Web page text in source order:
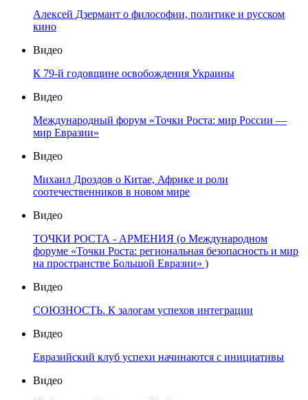
Алексей Дзермант о философии, политике и русском
кино
Видео
К 79-й годовщине освобождения Украины
Видео
Международный форум «Точки Роста: мир России —
мир Евразии»
Видео
Михаил Дроздов о Китае, Африке и роли
соотечественников в новом мире
Видео
ТОЧКИ РОСТА - АРМЕНИЯ (о Международном
форуме «Точки Роста: региональная безопасность и мир
на пространстве Большой Евразии» )
Видео
СОЮЗНОСТЬ. К залогам успехов интеграции
Видео
Евразийский клуб успехи начинаются с инициативы
Видео